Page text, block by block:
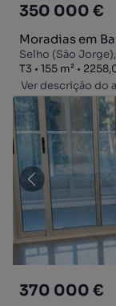
350 000 €
Moradias em
Selho (São
Tipologia
T3
Zona155 m²
Preço por metro
Ver descrição do
370 000 €